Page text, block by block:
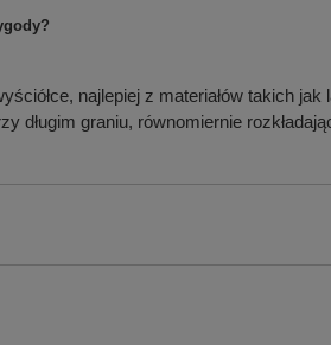
najlepiej z materiałów takich
graniu, równomiernie